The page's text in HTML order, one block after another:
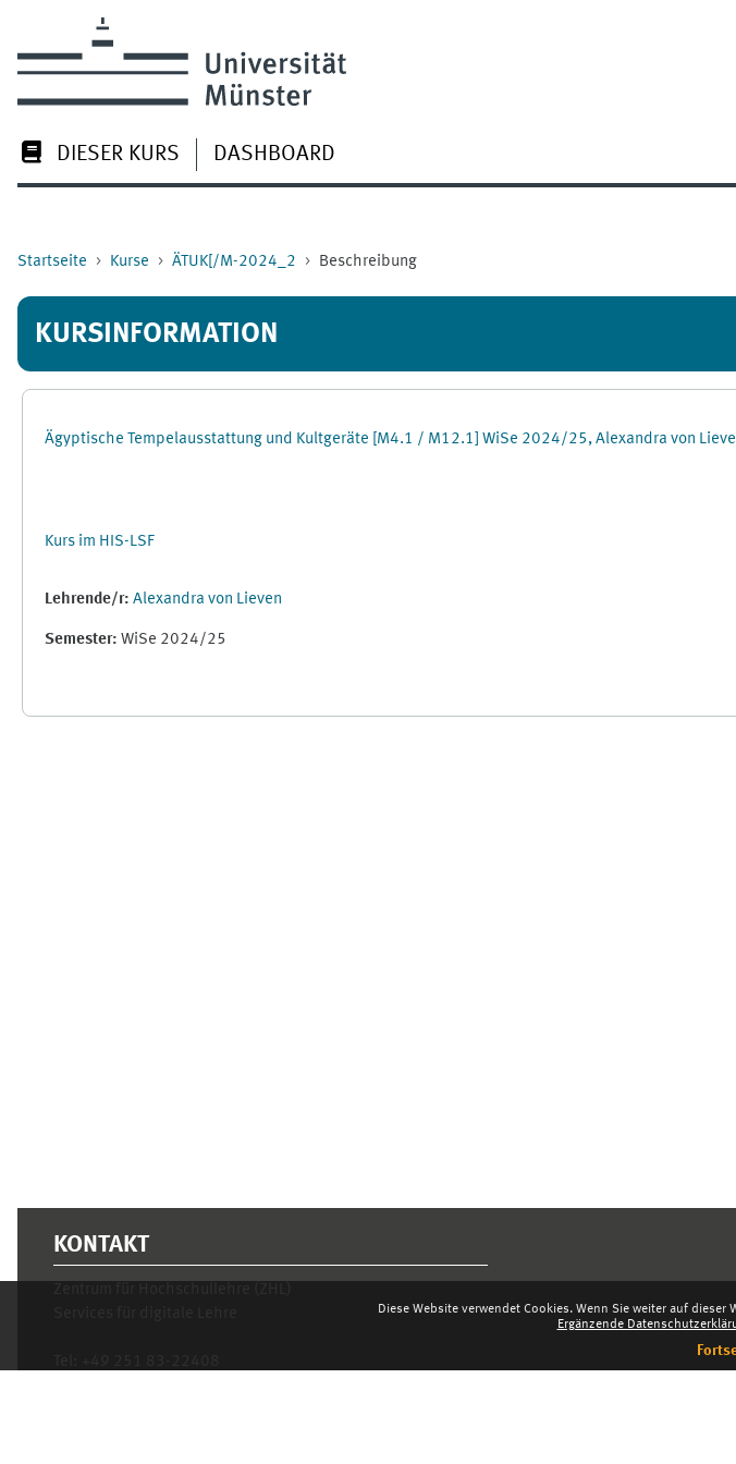
Diese Website verwendet Cookies. Wenn Sie weiter auf
Ergänzende
DIESER KURS DASHBOARD
Startseite Kurse ÄTUK[/M-2024_2 Beschreibung
KURSINFORMATION
Ägyptische Tempelausstattung und Kultgeräte [M4.1 / M12.1] WiSe 2024/25, Alexandra von
Kurs im HIS-LSF
Lehrende/r: Alexandra von Lieven
Semester: WiSe 2024/25
KONTAKT